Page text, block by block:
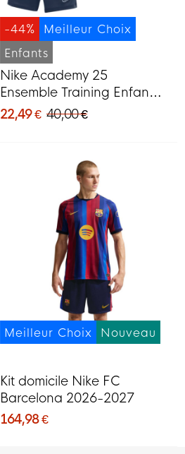
Meilleur Choix
-44%
Enfants
Nike Academy 25
Ensemble Training Enfants
Bleu Foncé Bleu Blanc
22,49 € 40,00 €
Meilleur Choix Nouveau
Kit domicile Nike FC
Barcelona 2026-2027
164,98 €